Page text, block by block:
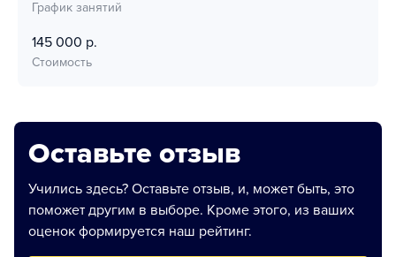
График занятий
145 000 р.
Стоимость
Оставьте отзыв
Учились здесь? Оставьте отзыв, и, может быть, это
поможет другим в выборе. Кроме этого, из ваших
оценок формируется наш рейтинг.